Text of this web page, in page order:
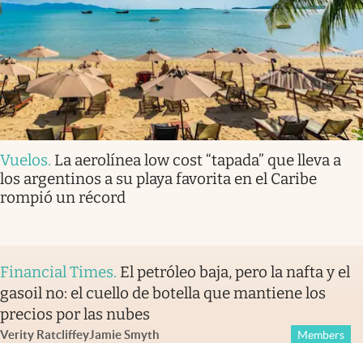
Vuelos. La aerolínea low cost “tapada” que lleva a
los argentinos a su playa favorita en el Caribe
rompió un récord
Financial Times. El petróleo baja, pero la nafta y el
gasoil no: el cuello de botella que mantiene los
precios por las nubes
Verity RatcliffeyJamie Smyth Members